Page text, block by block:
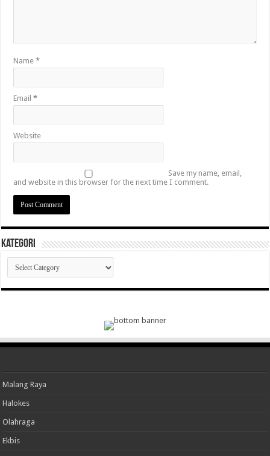
Name*
Email*
Website
Save my name, email,
and website in this browser for the next time I comment.
Kategori
Kategori
Malang Raya
Halokes
Olahraga
Ekbis